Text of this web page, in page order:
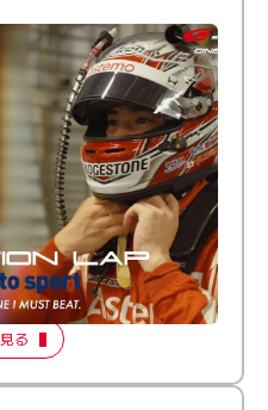
小林利徠斗 × 野村勇斗
by auto sport】
2
る